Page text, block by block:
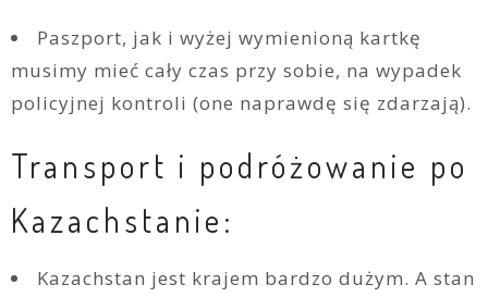
Paszport, jak i wyżej wymienioną kartkę
musimy mieć cały czas przy sobie, na wypadek
policyjnej kontroli (one naprawdę się zdarzają).
Transport i podróżowanie po
Kazachstanie:
Kazachstan jest krajem bardzo dużym. A stan